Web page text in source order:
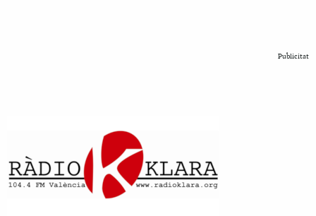
Publicitat